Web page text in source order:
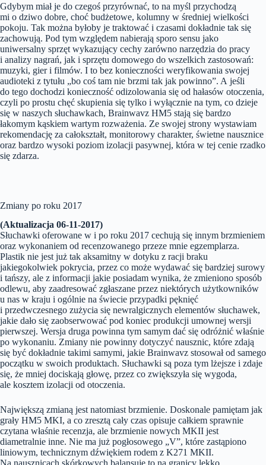
Gdybym miał je do czegoś przyrównać, to na myśl przychodzą
mi o dziwo dobre, choć budżetowe, kolumny w średniej wielkości
pokoju. Tak można byłoby je traktować i czasami dokładnie tak się
zachowują. Pod tym względem nabierają sporo sensu jako
uniwersalny sprzęt wykazujący cechy zarówno narzędzia do pracy
i analizy nagrań, jak i sprzętu domowego do wszelkich zastosowań:
muzyki, gier i filmów. I to bez konieczności weryfikowania swojej
audioteki z tytułu „bo coś tam nie brzmi tak jak powinno”. A jeśli
do tego dochodzi konieczność odizolowania się od hałasów otoczenia,
czyli po prostu chęć skupienia się tylko i wyłącznie na tym, co dzieje
się w naszych słuchawkach, Brainwavz HM5 stają się bardzo
łakomym kąskiem wartym rozważenia. Ze swojej strony wystawiam
rekomendację za całokształt, monitorowy charakter, świetne nausznice
oraz bardzo wysoki poziom izolacji pasywnej, która w tej cenie rzadko
się zdarza.
Zmiany po roku 2017
(Aktualizacja 06-11-2017)
Słuchawki oferowane w i po roku 2017 cechują się innym brzmieniem
oraz wykonaniem od recenzowanego przeze mnie egzemplarza.
Plastik nie jest już tak aksamitny w dotyku z racji braku
jakiegokolwiek pokrycia, przez co może wydawać się bardziej surowy
i tańszy, ale z informacji jakie posiadam wynika, że zmieniono sposób
odlewu, aby zaadresować zgłaszane przez niektórych użytkowników
u nas w kraju i ogólnie na świecie przypadki pęknięć
i przedwczesnego zużycia się newralgicznych elementów słuchawek,
jakie dało się zaobserwować pod koniec produkcji umownej wersji
pierwszej. Wersja druga powinna tym samym dać się odróżnić właśnie
po wykonaniu. Zmiany nie powinny dotyczyć nausznic, które zdają
się być dokładnie takimi samymi, jakie Brainwavz stosował od samego
początku w swoich produktach. Słuchawki są poza tym lżejsze i zdaje
się, że mniej dociskają głowę, przez co zwiększyła się wygoda,
ale kosztem izolacji od otoczenia.
Największą zmianą jest natomiast brzmienie. Doskonale pamiętam jak
grały HM5 MKI, a co zresztą cały czas opisuje całkiem sprawnie
czytana właśnie recenzja, ale brzmienie nowych MKII jest
diametralnie inne. Nie ma już pogłosowego „V”, które zastąpiono
liniowym, technicznym dźwiękiem rodem z K271 MKII.